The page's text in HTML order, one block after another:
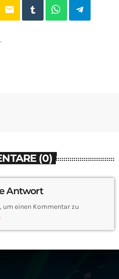
email
(0)
Antwort
um einen Kommentar zu